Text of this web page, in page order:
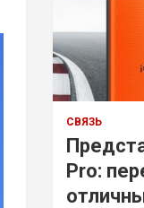
СВЯЗЬ
Pro: